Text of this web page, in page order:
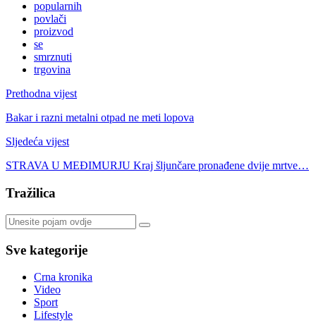
popularnih
povlači
proizvod
se
smrznuti
trgovina
Prethodna vijest
Bakar i razni metalni otpad ne meti lopova
Sljedeća vijest
STRAVA U MEĐIMURJU Kraj šljunčare pronađene dvije mrtve…
Tražilica
Sve kategorije
Crna kronika
Video
Sport
Lifestyle